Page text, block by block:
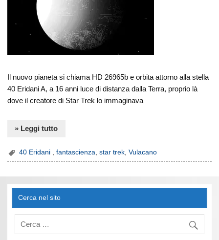
Il nuovo pianeta si chiama HD 26965b e orbita attorno alla stella
40 Eridani A, a 16 anni luce di distanza dalla Terra, proprio là
dove il creatore di Star Trek lo immaginava
» Leggi tutto
40 Eridani ,fantascienza,star trek,Vulacano
Cerca nel sito